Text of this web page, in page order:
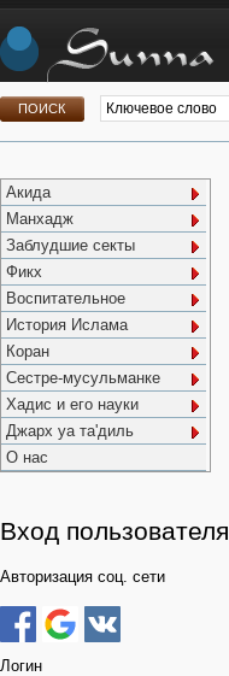
Акида
Манхадж
Заблудшие секты
Фикх
Воспитательное
История Ислама
Коран
Сестре-мусульманке
Хадис и его науки
Джарх уа та'диль
О нас
Вход пользователя
Авторизация соц. сети
Логин